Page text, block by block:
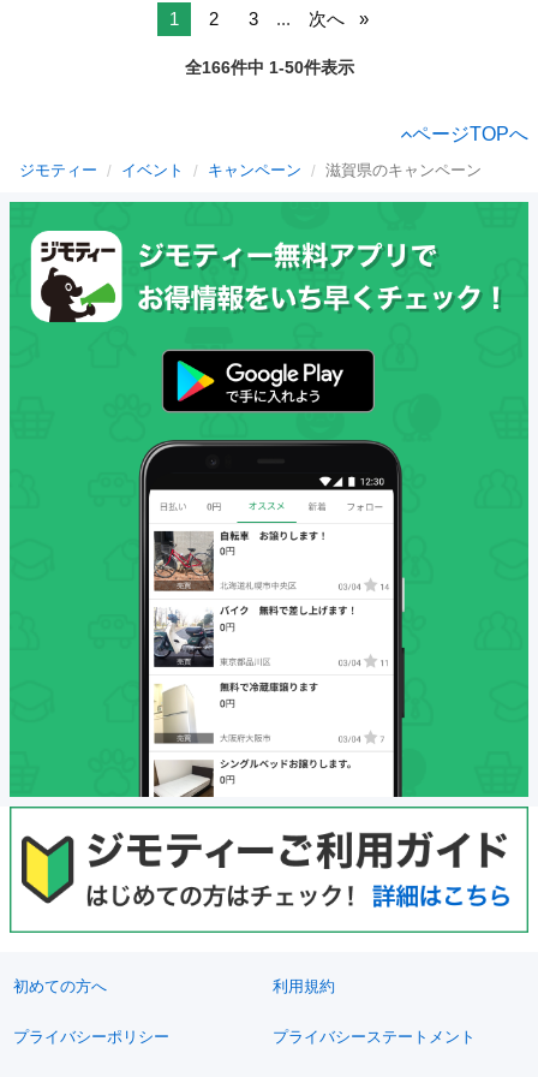
1 2 3 ... 次へ
全166件中 1-50件表示
ページTOPへ
ジモティー イベント キャンペーン 滋賀県のキャンペーン
初めての方へ 利用規約
プライバシーポリシー プライバシーステートメント